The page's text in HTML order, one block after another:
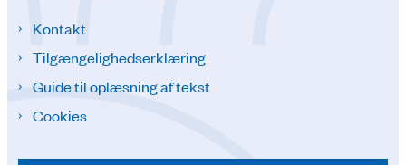
Kontakt
Tilgængelighedserklæring
Guide til oplæsning af tekst
Cookies